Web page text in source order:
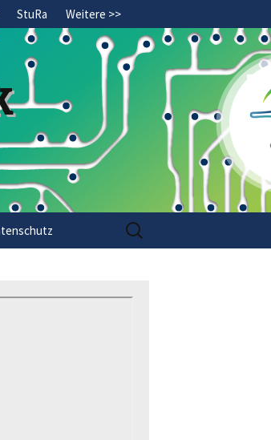
StuRa Weitere >>
Search
for: